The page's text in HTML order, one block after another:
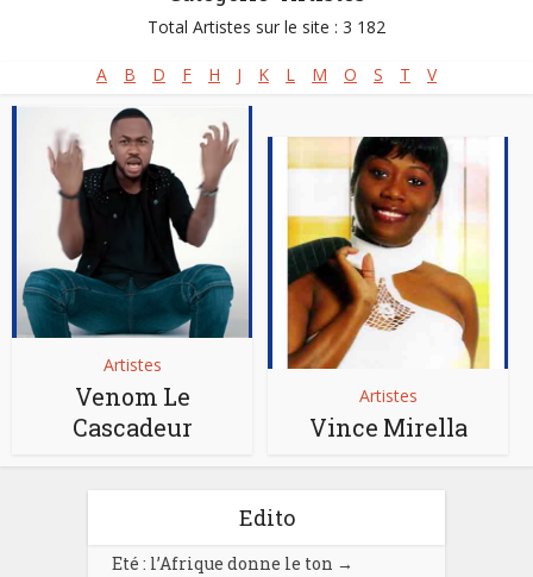
Total Artistes sur le site : 3 182
A B D F H J K L M O S T V
Artistes
Venom Le
Cascadeur
Artistes
Vince Mirella
Edito
Eté : l’Afrique donne le ton →